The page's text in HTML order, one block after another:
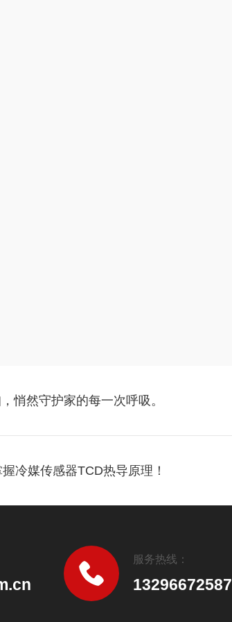
悄然守护家的每一次呼吸。
冷媒传感器TCD热导原理！
服务热线：
13296672587